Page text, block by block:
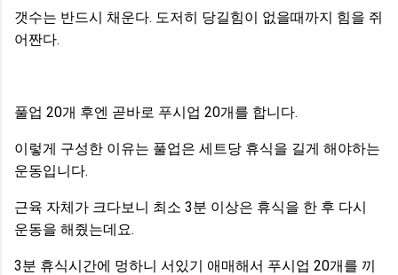
갯수는 반드시 채운다. 도저히 당길힘이 없을때까지 힘을 쥐
어짠다.
풀업 20개 후엔 곧바로 푸시업 20개를 합니다.
이렇게 구성한 이유는 풀업은 세트당 휴식을 길게 해야하는
운동입니다.
근육 자체가 크다보니 최소 3분 이상은 휴식을 한 후 다시
운동을 해줬는데요.
3분 휴식시간에 멍하니 서있기 애매해서 푸시업 20개를 끼